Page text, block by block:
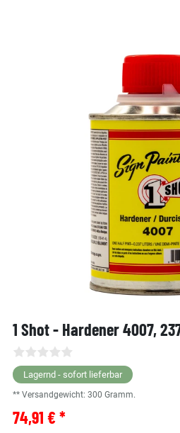
1 Shot - Hardener 4007,
Lagernd - sofort lieferbar
** Versandgewicht: 300 Gramm.
74,91 € *